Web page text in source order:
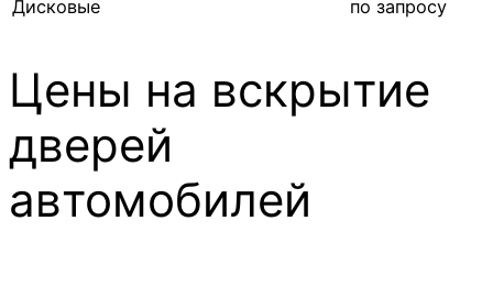
Дисковые
по запросу
Цены на вскрытие
дверей
автомобилей